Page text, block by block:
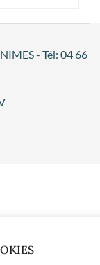
- Tél: 04 66